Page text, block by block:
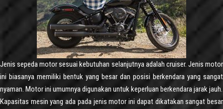
Jenis sepeda motor sesuai kebutuhan selanjutnya adalah cruiser. Jenis motor
ini biasanya memiliki bentuk yang besar dan posisi berkendara yang sangat
nyaman. Motor ini umumnya digunakan untuk keperluan berkendara jarak jauh.
Kapasitas mesin yang ada pada jenis motor ini dapat dikatakan sangat besar